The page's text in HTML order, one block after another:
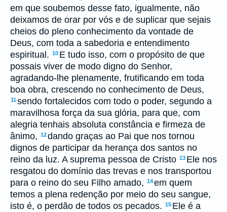
em que soubemos desse fato, igualmente, não
deixamos de orar por vós e de suplicar que sejais
cheios do pleno conhecimento da vontade de
Deus, com toda a sabedoria e entendimento
espiritual. 10 E tudo isso, com o propósito de que
possais viver de modo digno do Senhor,
agradando-lhe plenamente, frutificando em toda
boa obra, crescendo no conhecimento de Deus,
11sendo fortalecidos com todo o poder, segundo a
maravilhosa força da sua glória, para que, com
alegria tenhais absoluta constância e firmeza de
ânimo, 12dando graças ao Pai que nos tornou
dignos de participar da herança dos santos no
reino da luz. A suprema pessoa de Cristo 13 Ele nos
resgatou do domínio das trevas e nos transportou
para o reino do seu Filho amado, 14em quem
temos a plena redenção por meio do seu sangue,
isto é, o perdão de todos os pecados. 15 Ele é a